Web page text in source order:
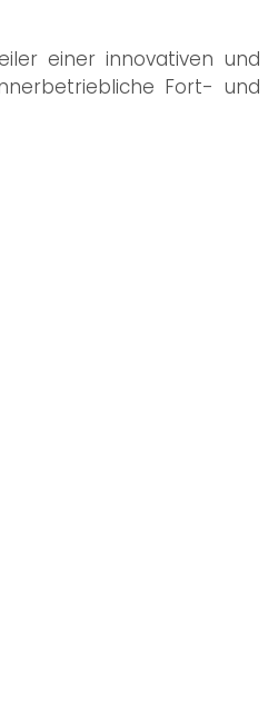
einer innovativen und
Fort- und